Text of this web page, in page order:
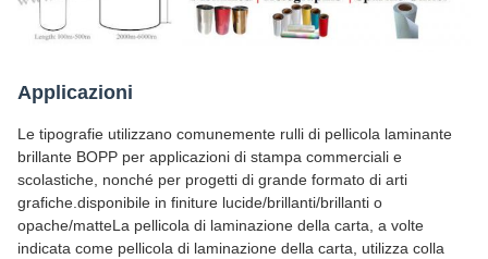
Applicazioni
Le tipografie utilizzano comunemente rulli di pellicola laminante
brillante BOPP per applicazioni di stampa commerciali e
scolastiche, nonché per progetti di grande formato di arti
grafiche.disponibile in finiture lucide/brillanti/brillanti o
opache/matteLa pellicola di laminazione della carta, a volte
indicata come pellicola di laminazione della carta, utilizza colla